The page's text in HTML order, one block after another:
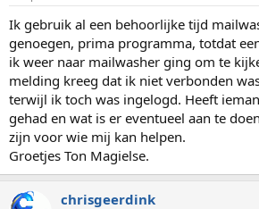
t
a
r
t
e
r
Ik gebruik al een behoorlijke tijd
genoegen, prima programma, totdat
ik weer naar mailwasher ging om te
melding kreeg dat ik niet verbonden
terwijl ik toch was ingelogd. Heeft
gehad en wat is er eventueel aan te
zijn voor wie mij kan helpen.
Groetjes Ton Magielse.
chrisgeerdink